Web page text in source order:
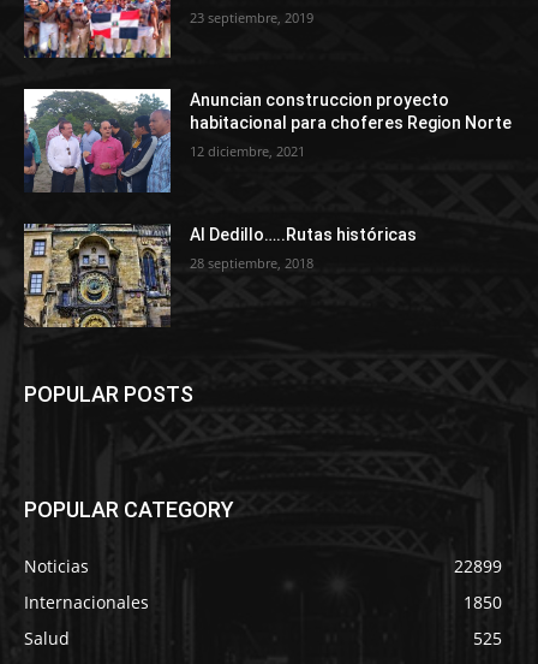
23 septiembre, 2019
Anuncian construccion proyecto
habitacional para choferes Region Norte
12 diciembre, 2021
Al Dedillo…..Rutas históricas
28 septiembre, 2018
POPULAR POSTS
POPULAR CATEGORY
Noticias
22899
Internacionales
1850
Salud
525